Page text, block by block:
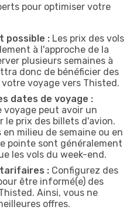
pour optimiser votre
possible : Les prix des vols
à l'approche de la
plusieurs semaines à
donc de bénéficier des
voyage vers Thisted.
dates de voyage :
peut avoir un
le prix des billets d'avion.
en milieu de semaine ou en
pointe sont généralement
les vols du week-end.
: Configurez des
être informé(e) des
Ainsi, vous ne
offres.